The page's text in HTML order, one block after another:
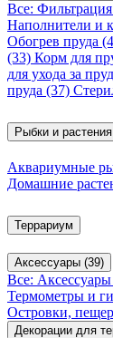
Все: Фильтрация
Наполнители и
Обогрев пруда
(33) Корм для
для ухода за
пруда (37)
Рыбки и растения
Аквариумные
Домашние
Террариум
Аксессуары (39)
Все: Аксессуары
Термометры и
Островки,
Декорации для